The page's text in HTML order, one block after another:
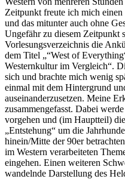
Zeitpunkt freute ich mich einen
und das mitunter auch ohne
Ungefähr zu diesem Zeitpunkt
Vorlesungsverzeichnis die
dem Titel „“West of
Westernkultur im Vergleich“.
sich und brachte mich wenig
einmal mit dem Hintergrund
auseinanderzusetzen. Meine
zusammengefasst. Dabei
vorgehen und (im Hauptteil)
„Entstehung“ um die
hinein/Mitte der 90er
im Western verarbeiteten
eingehen. Einen weiteren
wandelnde Darstellung des